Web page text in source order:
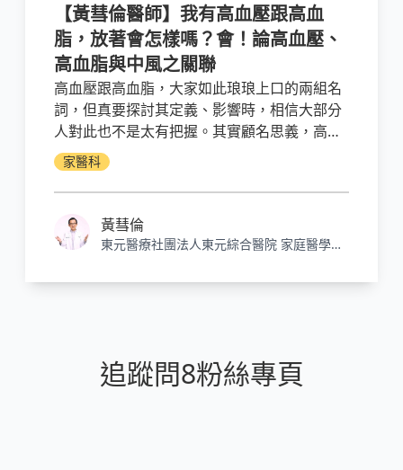
【黃彗倫醫師】我有高血壓跟高血
脂，放著會怎樣嗎？會！論高血壓、
高血脂與中風之關聯
高血壓跟高血脂，大家如此琅琅上口的兩組名
詞，但真要探討其定義、影響時，相信大部分
人對此也不是太有把握。其實顧名思義，高血
壓與高血脂就是「血液」的「壓力」跟裡面的
「脂肪」太「高」了！
家醫科
黃彗倫
東元醫療社團法人東元綜合醫院 家庭醫學科
追蹤問8粉絲專頁